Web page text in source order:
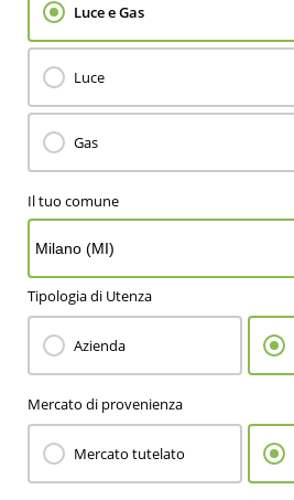
Luce e Gas
Luce
Gas
Il tuo comune
Tipologia di Utenza
Azienda
Mercato di provenienza
Mercato tutelato